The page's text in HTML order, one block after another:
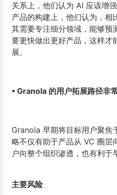
关系上，他们认为 AI 应该增
产品的构建上，他们认为，相
其需要专注细分领域，能够预
要更快做出更好产品，这样才
展。
• Granola 的用户拓展路径非
Granola 早期将目标用户聚焦
略不仅有助于产品从 VC 圈层
户向整个组织渗透，也有利于
主要风险